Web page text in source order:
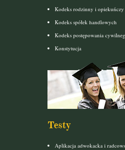
Kodeks rodzinny i opiekuńczy
Kodeks spółek handlowych
Kodeks postępowania
Konstytucja
Testy
Aplikacja adwokacka i